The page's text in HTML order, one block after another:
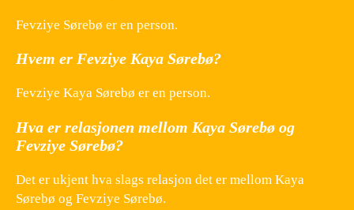
Fevziye Sørebø er en person.
Hvem er Fevziye Kaya Sørebø?
Fevziye Kaya Sørebø er en person.
Hva er relasjonen mellom Kaya Sørebø og
Fevziye Sørebø?
Det er ukjent hva slags relasjon det er mellom Kaya
Sørebø og Fevziye Sørebø.